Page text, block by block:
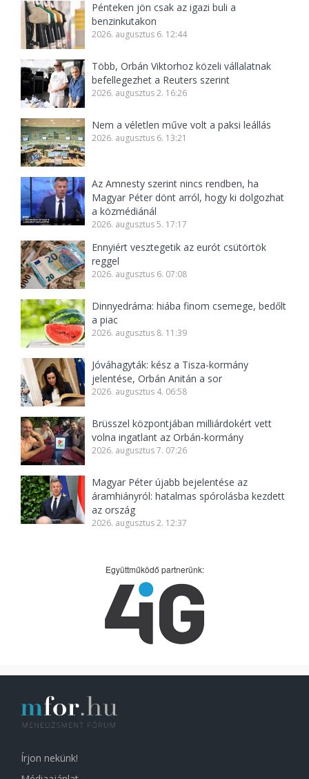
Pénteken jön csak az igazi buli a
benzinkutakon
2026. augusztus 6. 12:44
Több, Orbán Viktorhoz közeli vállalatnak
befellegezhet a Reuters szerint
2026. augusztus 2. 16:26
Nem a véletlen műve volt a paksi leállás
2026. augusztus 6. 13:21
Az Amnesty szerint nincs rendben, ha
Magyar Péter dönt arról, hogy ki dolgozhat
a közmédiánál
2026. augusztus 5. 17:17
Ennyiért vesztegetik az eurót csütörtök
reggel
2026. augusztus 6. 07:08
Dinnyedráma: hiába finom csemege, bedőlt
a piac
2026. augusztus 8. 11:39
Jóváhagyták: kész a Tisza-kormány
jelentése, Orbán Anitán a sor
2026. augusztus 4. 06:58
Brüsszel központjában milliárdokért vett
volna ingatlant az Orbán-kormány
2026. augusztus 7. 07:26
Magyar Péter újabb bejelentése az
áramhiányról: hatalmas spórolásba kezdett
az ország
2026. augusztus 2. 12:37
Együttműködő partnerünk:
Írjon nekünk!